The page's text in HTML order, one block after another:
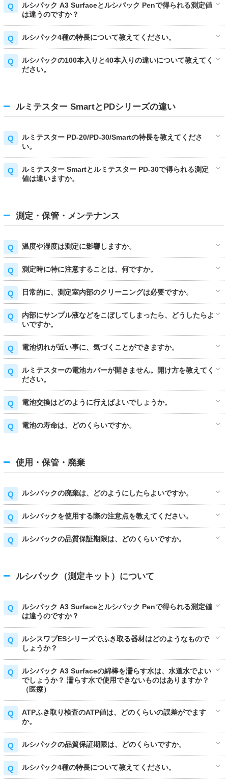
ルシパック A3 Surfaceとルシパック Penで得られる測定値
は違うのですか？
ルシパック4種の特長について教えてください。
ルシパックの100本入りと40本入りの違いについて教えてく
ださい。
ルミテスター SmartとPDシリーズの違い
ルミテスター PD-20/PD-30/Smartの特長を教えてくださ
い。
ルミテスター Smartとルミテスター PD-30で得られる測定
値は違いますか。
測定・保管・メンテナンス
温度や湿度は測定に影響しますか。
測定時に特に注意することは、何ですか。
日常的に、測定室内部のクリーニングは必要ですか。
内部にサンプル液などをこぼしてしまったら、どうしたらよ
いですか。
電池切れが近い事に、気づくことができますか。
ルミテスターの電池カバーが開きません。開け方を教えてく
ださい。
電池交換はどのように行えばよいでしょうか。
電池の寿命は、どのくらいですか。
使用・保管・廃棄
ルシパックの廃棄は、どのようにしたらよいですか。
ルシパックを使用する際の注意点を教えてください。
ルシパックの品質保証期限は、どのくらいですか。
ルシパック（測定キット）について
ルシパック A3 Surfaceとルシパック Penで得られる測定値
は違うのですか？
ルシスワブESシリーズでふき取る器材はどのようなもので
しょうか？
ルシパック A3 Surfaceの綿棒を濡らす水は、水道水でよい
でしょうか？ 濡らす水で使用できないものはありますか？
（医療）
ATPふき取り検査のATP値は、どのくらいの誤差がでます
か。
ルシパックの品質保証期限は、どのくらいですか。
ルシパック4種の特長について教えてください。